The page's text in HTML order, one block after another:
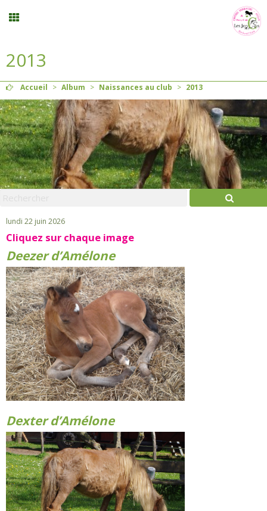
Inscription stages et événements
Menu
Mon compte
Panier
Contact
2013
Accueil > Album > Naissances au club > 2013
lundi 22 juin 2026
Cliquez sur chaque image
Deezer d’Amélone
Dexter d’Amélone